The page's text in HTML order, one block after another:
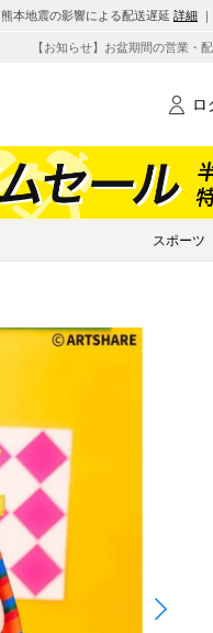
熊本地震の影響による配送遅延 詳細
【お知らせ】お盆期間の営業・
ロ
スポーツ